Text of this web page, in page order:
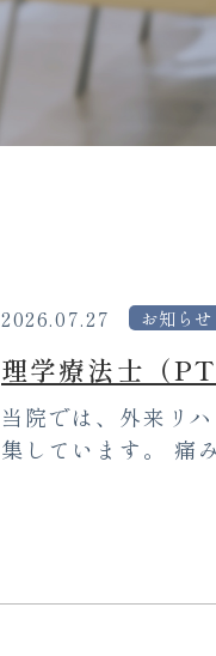
2026.07.27 お知らせ
理学療法士（
当院では、外来リ
集しています。 痛